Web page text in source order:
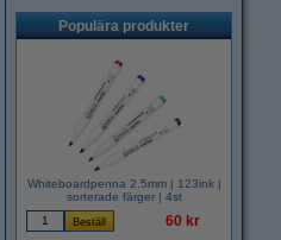
Populära produkter
Whiteboardpenna 2.5mm | 123ink |
sorterade färger | 4st
60 kr